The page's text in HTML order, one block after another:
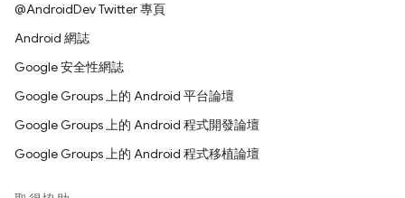
@AndroidDev Twitter 專頁
Android 網誌
Google 安全性網誌
Google Groups 上的 Android 平台論壇
Google Groups 上的 Android 程式開發論壇
Google Groups 上的 Android 程式移植論壇